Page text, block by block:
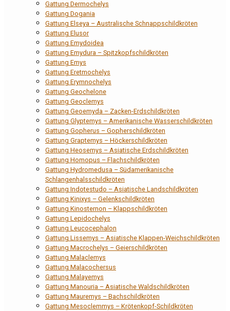
Gattung Dermochelys
Gattung Dogania
Gattung Elseya – Australische Schnappschildkröten
Gattung Elusor
Gattung Emydoidea
Gattung Emydura – Spitzkopfschildkröten
Gattung Emys
Gattung Eretmochelys
Gattung Erymnochelys
Gattung Geochelone
Gattung Geoclemys
Gattung Geoemyda – Zacken-Erdschildkröten
Gattung Glyptemys – Amerikanische Wasserschildkröten
Gattung Gopherus – Gopherschildkröten
Gattung Graptemys – Höckerschildkröten
Gattung Heosemys – Asiatische Erdschildkröten
Gattung Homopus – Flachschildkröten
Gattung Hydromedusa – Südamerikanische
Schlangenhalsschildkröten
Gattung Indotestudo – Asiatische Landschildkröten
Gattung Kinixys – Gelenkschildkröten
Gattung Kinosternon – Klappschildkröten
Gattung Lepidochelys
Gattung Leucocephalon
Gattung Lissemys – Asiatische Klappen-Weichschildkröten
Gattung Macrochelys – Geierschildkröten
Gattung Malaclemys
Gattung Malacochersus
Gattung Malayemys
Gattung Manouria – Asiatische Waldschildkröten
Gattung Mauremys – Bachschildkröten
Gattung Mesoclemmys – Krötenkopf-Schildkröten